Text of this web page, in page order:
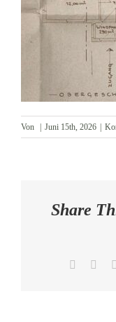
AKTUELLES
Von Juni 15th, 2026
Share
Facebook